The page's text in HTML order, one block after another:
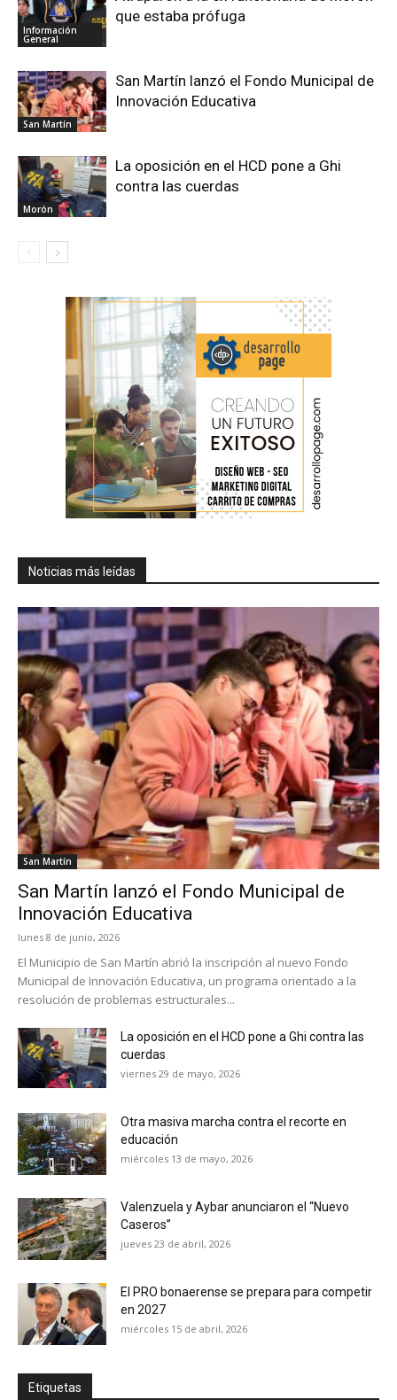
Información
General
que estaba prófuga
San Martín
San Martín lanzó el Fondo Municipal de
Innovación Educativa
Morón
La oposición en el HCD pone a Ghi
contra las cuerdas
Noticias más leídas
San Martín
San Martín lanzó el Fondo Municipal de
Innovación Educativa
lunes 8 de junio, 2026
El Municipio de San Martín abrió la inscripción al nuevo Fondo
Municipal de Innovación Educativa, un programa orientado a la
resolución de problemas estructurales...
La oposición en el HCD pone a Ghi contra las
cuerdas
viernes 29 de mayo, 2026
Otra masiva marcha contra el recorte en
educación
miércoles 13 de mayo, 2026
Valenzuela y Aybar anunciaron el “Nuevo
Caseros”
jueves 23 de abril, 2026
El PRO bonaerense se prepara para competir
en 2027
miércoles 15 de abril, 2026
Etiquetas